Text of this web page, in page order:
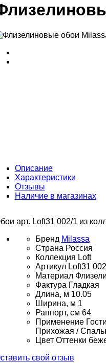
Описание
Характеристики
Отзывы
Наличие в магазинах
арт. Loft31 002/1 из
Бренд Milassa
Страна Россия
Коллекция Loft
Артикул Loft31
Материал
Фактура Гладкая
Длина, м 10.05
Ширина, м 1
Раппорт, см 64
Применение
Прихожая /
Цвет Оттенки
свой отзыв